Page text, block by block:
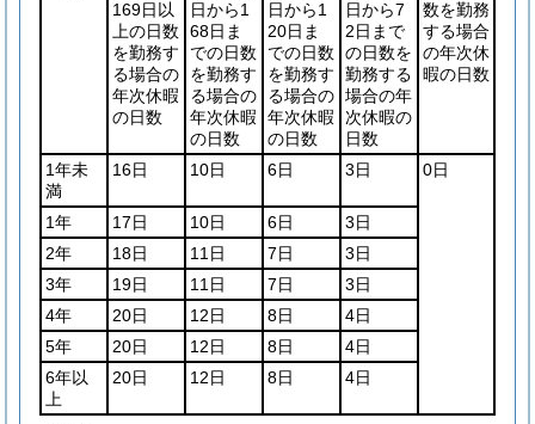
169日以
上の日数
を勤務す
る場合の
年次休暇
の日数
日から1
68日ま
での日数
を勤務す
る場合の
年次休暇
の日数
日から1
20日ま
での日数
を勤務す
る場合の
年次休暇
の日数
日から7
2日まで
の日数を
勤務する
場合の年
次休暇の
日数
数を勤務
する場合
の年次休
暇の日数
1年未
満
16日 10日 6日 3日 0日
1年 17日 10日 6日
3日
2年
18日 11日 7日
3日
3年
19日 11日 7日
3日
4年
20日 12日 8日
4日
5年
20日 12日 8日
4日
6年以
上
20日 12日 8日 4日